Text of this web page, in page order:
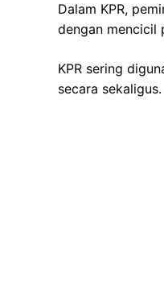
Dalam KPR,
dengan mencicil
KPR sering
secara sekaligus.